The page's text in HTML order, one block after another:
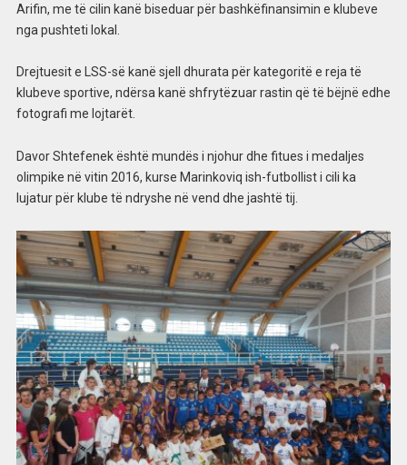
Arifin, me të cilin kanë biseduar për bashkëfinansimin e klubeve
nga pushteti lokal.
Drejtuesit e LSS-së kanë sjell dhurata për kategoritë e reja të
klubeve sportive, ndërsa kanë shfrytëzuar rastin që të bëjnë edhe
fotografi me lojtarët.
Davor Shtefenek është mundës i njohur dhe fitues i medaljes
olimpike në vitin 2016, kurse Marinkoviq ish-futbollist i cili ka
lujatur për klube të ndryshe në vend dhe jashtë tij.